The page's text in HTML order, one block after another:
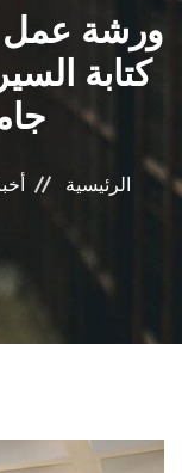
ورشة عمل
كتابة
الرئيسية